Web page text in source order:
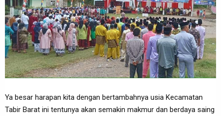
Ya besar harapan kita dengan bertambahnya usia Kecamatan
Tabir Barat ini tentunya akan semakin makmur dan berdaya saing